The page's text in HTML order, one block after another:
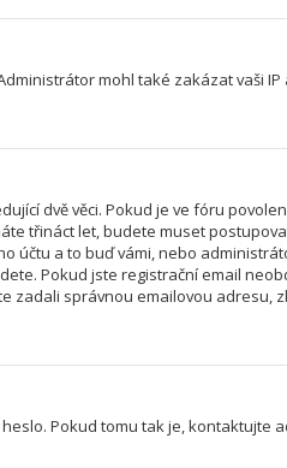
mohl také zakázat vaši
dvě věci. Pokud je ve fóru
třináct let, budete muset
účtu a to buď vámi, nebo
Pokud jste registrační email
zadali správnou emailovou adresu,
Pokud tomu tak je, kontaktujte